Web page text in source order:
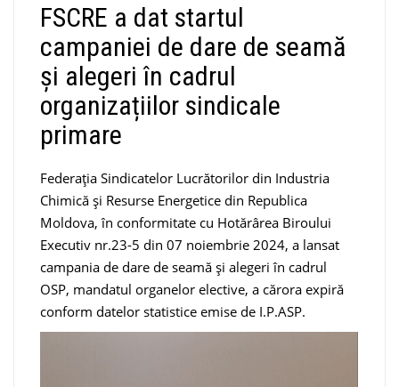
FSCRE a dat startul
campaniei de dare de seamă
și alegeri în cadrul
organizațiilor sindicale
primare
Federația Sindicatelor Lucrătorilor din Industria
Chimică și Resurse Energetice din Republica
Moldova, în conformitate cu Hotărârea Biroului
Executiv nr.23-5 din 07 noiembrie 2024, a lansat
campania de dare de seamă și alegeri în cadrul
OSP, mandatul organelor elective, a cărora expiră
conform datelor statistice emise de I.P.ASP.